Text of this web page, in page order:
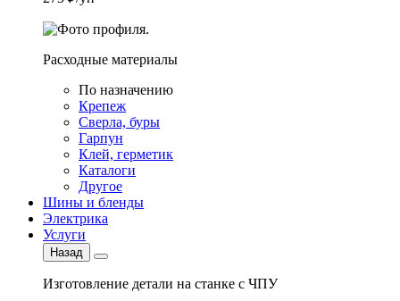
Расходные материалы
По назначению
Крепеж
Сверла, буры
Гарпун
Клей, герметик
Каталоги
Другое
Шины и бленды
Электрика
Услуги
Назад
Изготовление детали на станке с ЧПУ